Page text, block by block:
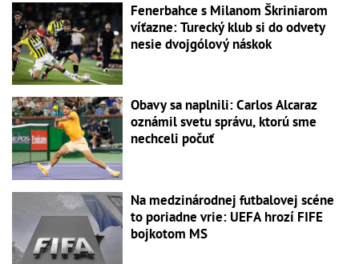
Fenerbahce s Milanom Škriniarom
víťazne: Turecký klub si do odvety
nesie dvojgólový náskok
Obavy sa naplnili: Carlos Alcaraz
oznámil svetu správu, ktorú sme
nechceli počuť
Na medzinárodnej futbalovej scéne
to poriadne vrie: UEFA hrozí FIFE
bojkotom MS